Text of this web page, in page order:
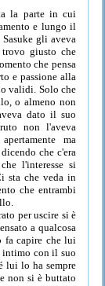
la parte in cui
e lungo il
gli aveva
giusto che
che pensa
e passione alla
validi. Solo che
o almeno non
dato il suo
non l'aveva
ma
che c'era
l'interesse si
sta che veda in
che entrambi
per uscire si è
a qualcosa
fa capire che lui
intimo con il suo
lui lo ha sempre
non si è buttato